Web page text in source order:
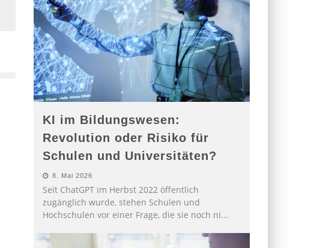
KI im Bildungswesen:
Revolution oder Risiko für
Schulen und Universitäten?
8. Mai 2026
Seit ChatGPT im Herbst 2022 öffentlich
zugänglich wurde, stehen Schulen und
Hochschulen vor einer Frage, die sie noch ni...